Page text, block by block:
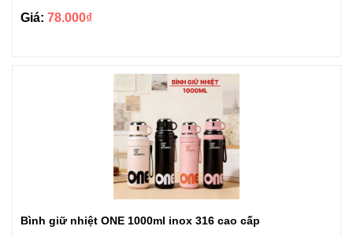
Giá: 78.000₫
Bình giữ nhiệt ONE 1000ml inox 316 cao cấp